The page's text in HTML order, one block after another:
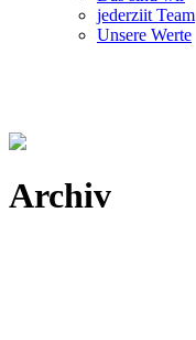
jederziit Team
Unsere Werte
Archiv